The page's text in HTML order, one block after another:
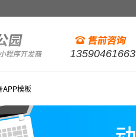
13590461663
APP模板